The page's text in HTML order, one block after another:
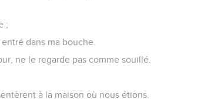
;
dans ma bouche.
ne le regarde pas comme souillé.
à la maison où nous étions.